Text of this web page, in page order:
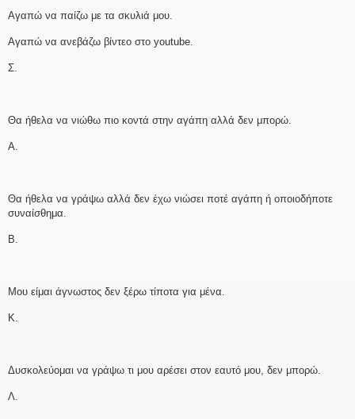
Αγαπώ να παίζω με τα σκυλιά μου.
Αγαπώ να ανεβάζω βίντεο στο youtube.
Σ.
Θα ήθελα να νιώθω πιο κοντά στην αγάπη αλλά δεν μπορώ.
Α.
Θα ήθελα να γράψω αλλά δεν έχω νιώσει ποτέ αγάπη ή οποιοδήποτε
συναίσθημα.
Β.
Μου είμαι άγνωστος δεν ξέρω τίποτα για μένα.
Κ.
Δυσκολεύομαι να γράψω τι μου αρέσει στον εαυτό μου, δεν μπορώ.
Λ.